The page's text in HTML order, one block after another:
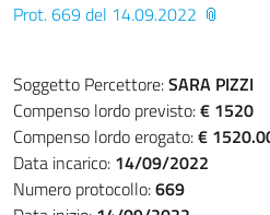
Prot. 669 del 14.09.2022
Soggetto Percettore:SARA PIZZI
Compenso lordo previsto:€ 1520
Compenso lordo erogato:€
Data incarico: 14/09/2022
Numero protocollo:669